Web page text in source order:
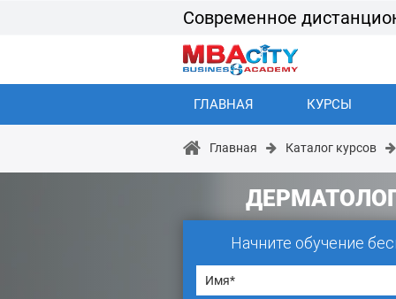
Современное
ГЛАВНАЯ КУРСЫ
Главная Каталог курсов
Начните обучение